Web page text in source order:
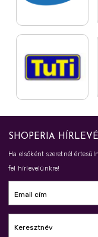
SHOPERIA
Ha elsőként szeretnél
fel hírlevelünkre!
Email cím
Keresztnév